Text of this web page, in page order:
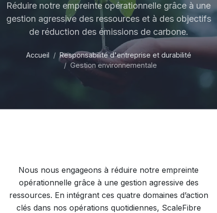
Réduire notre empreinte opérationnelle grâce à une
gestion agressive des ressources et à des objectifs
de réduction des émissions de carbone.
Accueil
Responsabilité d'entreprise et durabilité
Gestion environnementale
Nous nous engageons à réduire notre empreinte
opérationnelle grâce à une gestion agressive des
ressources. En intégrant ces quatre domaines d’action
clés dans nos opérations quotidiennes, ScaleFibre